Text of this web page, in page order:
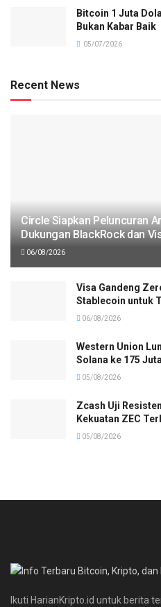
Bitcoin 1 Juta
Bukan Kabar Baik
05/07/2026
Recent News
Circle Siapkan Peluncuran
Dukungan BlackRock dan
06/08/2026
Visa Gandeng
Stablecoin untuk
06/08/2026
Western Union
Solana ke 175
05/08/2026
Zcash Uji
Kekuatan ZEC
05/08/2026
Ikuti HarianKripto.id untuk berita